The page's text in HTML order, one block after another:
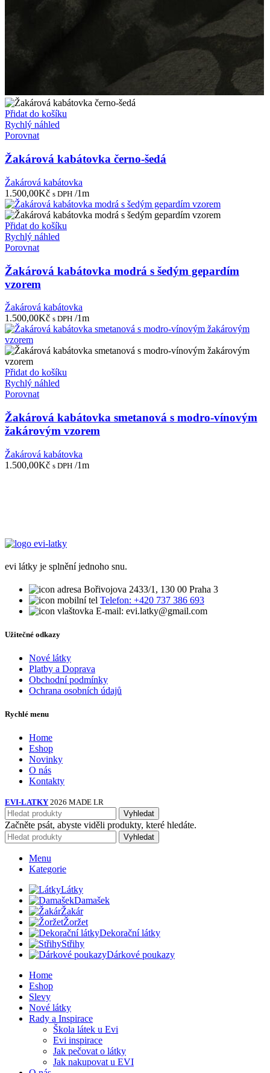
Přidat do košíku
Rychlý náhled
Porovnat
Žakárová kabátovka černo-šedá
Žakárová kabátovka
1.500,00Kč s DPH /1m
Přidat do košíku
Rychlý náhled
Porovnat
Žakárová kabátovka modrá s šedým gepardím
vzorem
Žakárová kabátovka
1.500,00Kč s DPH /1m
Přidat do košíku
Rychlý náhled
Porovnat
Žakárová kabátovka smetanová s modro-vínovým
žakárovým vzorem
Žakárová kabátovka
1.500,00Kč s DPH /1m
evi látky je splnění jednoho snu.
Bořivojova 2433/1, 130 00 Praha 3
Telefon: +420 737 386 693
E-mail: evi.latky@gmail.com
Užitečné odkazy
Nové látky
Platby a Doprava
Obchodní podmínky
Ochrana osobních údajů
Rychlé menu
Home
Eshop
Novinky
O nás
Kontakty
EVI-LATKY 2026 MADE LR
Vyhledat
Začněte psát, abyste viděli produkty, které hledáte.
Vyhledat
Menu
Kategorie
Látky
Damašek
Žakár
Žoržet
Dekorační látky
Střihy
Dárkové poukazy
Home
Eshop
Slevy
Nové látky
Rady a Inspirace
Škola látek u Evi
Evi inspirace
Jak pečovat o látky
Jak nakupovat u EVI